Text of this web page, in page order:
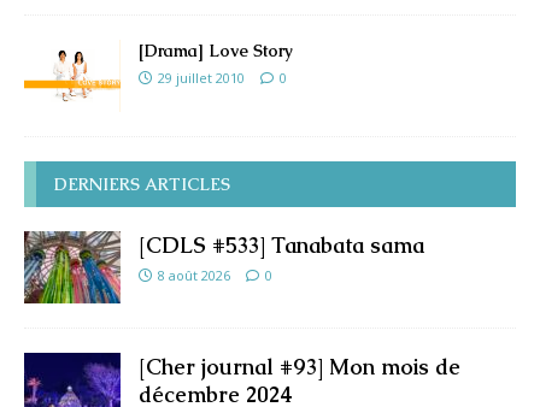
[Drama] Love Story
29 juillet 2010 0
DERNIERS ARTICLES
[CDLS #533] Tanabata sama
8 août 2026 0
[Cher journal #93] Mon mois de
décembre 2024